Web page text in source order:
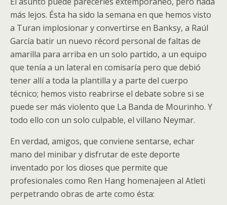
más lejos. Ésta ha sido la semana en que hemos visto
a Turan implosionar y convertirse en Banksy, a Raúl
García batir un nuevo récord personal de faltas de
amarilla para arriba en un solo partido, a un equipo
que tenía a un lateral en comisaría pero que debió
tener allí a toda la plantilla y a parte del cuerpo
técnico; hemos visto reabrirse el debate sobre si se
puede ser más violento que La Banda de Mourinho. Y
todo ello con un solo culpable, el villano Neymar.
En verdad, amigos, que conviene sentarse, echar
mano del minibar y disfrutar de este deporte
inventado por los dioses que permite que
profesionales como Ren Hang homenajeen al Atleti
perpetrando obras de arte como ésta: